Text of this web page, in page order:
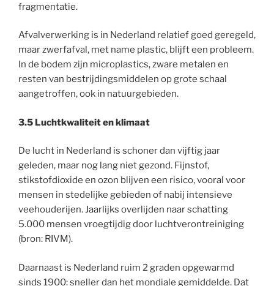
fragmentatie.
Afvalverwerking is in Nederland relatief goed geregeld,
maar zwerfafval, met name plastic, blijft een probleem.
In de bodem zijn microplastics, zware metalen en
resten van bestrijdingsmiddelen op grote schaal
aangetroffen, ook in natuurgebieden.
3.5 Luchtkwaliteit en klimaat
De lucht in Nederland is schoner dan vijftig jaar
geleden, maar nog lang niet gezond. Fijnstof,
stikstofdioxide en ozon blijven een risico, vooral voor
mensen in stedelijke gebieden of nabij intensieve
veehouderijen. Jaarlijks overlijden naar schatting
5.000 mensen vroegtijdig door luchtverontreiniging
(bron: RIVM).
Daarnaast is Nederland ruim 2 graden opgewarmd
sinds 1900: sneller dan het mondiale gemiddelde. Dat